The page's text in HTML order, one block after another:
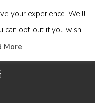
your experience. We'll
can opt-out if you wish.
More